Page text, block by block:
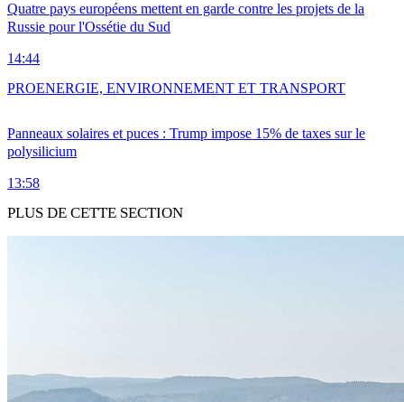
Quatre pays européens mettent en garde contre les projets de la
Russie pour l'Ossétie du Sud
14:44
Panneaux solaires et puces : Trump impose 15% de taxes sur le
polysilicium
13:58
PROENERGIE, ENVIRONNEMENT ET TRANSPORT
PLUS DE CETTE SECTION